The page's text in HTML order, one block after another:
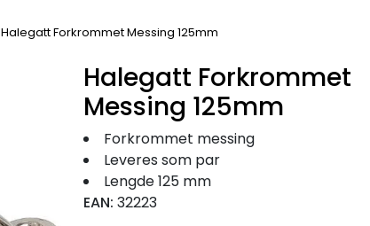
Halegatt Forkrommet Messing 125mm
Halegatt Forkrommet
Messing 125mm
Forkrommet messing
Leveres som par
Lengde 125 mm
EAN: 32223